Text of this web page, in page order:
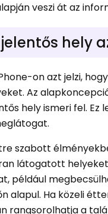
veszi át az
hely
on azt jelzi,
Az
hely ismeri fel.
szabott
látogatott
például
alapul. Ha közeli
rangsorolhatja a